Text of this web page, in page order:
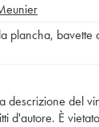
plancha, bavette
descrizione del
d'autore. È